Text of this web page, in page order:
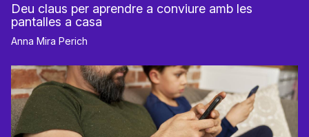
Deu claus per aprendre a conviure amb les
pantalles a casa
Anna Mira Perich